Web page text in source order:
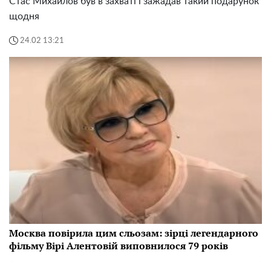
щодня
24.02 13:21
Москва повірила цим сльозам: зірці легендарного
фільму Вірі Алентовій виповнилося 79 років